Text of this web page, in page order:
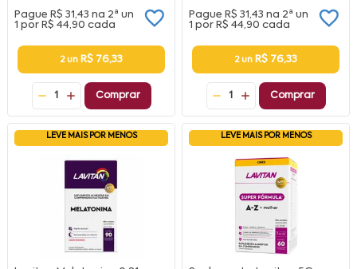
Pague R$ 31,43 na 2ª un
1 por R$ 44,90 cada
2 un R$ 76,33
1 Comprar
Pague R$ 31,43 na 2ª un
1 por R$ 44,90 cada
2 un R$ 76,33
1 Comprar
LEVE MAIS POR MENOS LEVE MAIS POR MENOS